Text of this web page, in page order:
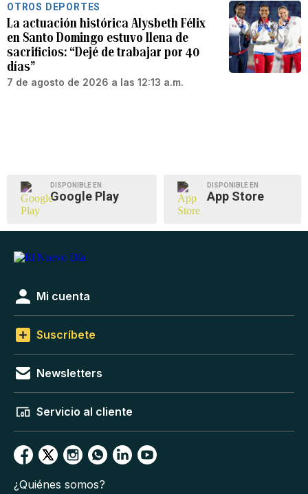
OTROS DEPORTES
La actuación histórica Alysbeth Félix
en Santo Domingo estuvo llena de
sacrificios: “Dejé de trabajar por 40
días”
7 de agosto de 2026 a las 12:13 a.m.
DISPONIBLE EN
Google Play
DISPONIBLE EN
App Store
Mi cuenta
Suscríbete
Newsletters
Servicio al cliente
¿Quiénes somos?